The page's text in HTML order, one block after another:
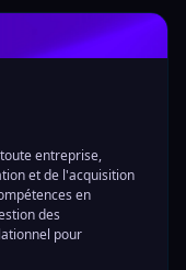
entreprise,
et de l'acquisition
en
des
pour